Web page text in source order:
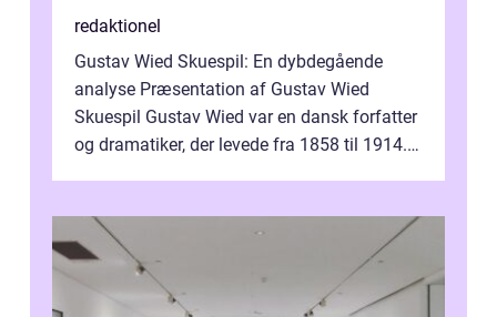
redaktionel
Gustav Wied Skuespil: En dybdegående
analyse Præsentation af Gustav Wied
Skuespil Gustav Wied var en dansk forfatter
og dramatiker, der levede fra 1858 til 1914.